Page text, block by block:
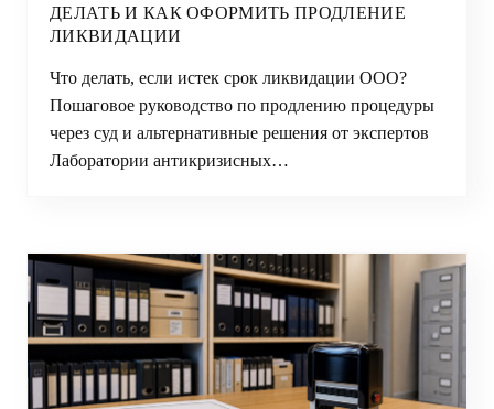
ДЕЛАТЬ И КАК ОФОРМИТЬ ПРОДЛЕНИЕ
ЛИКВИДАЦИИ
Что делать, если истек срок ликвидации ООО?
Пошаговое руководство по продлению процедуры
через суд и альтернативные решения от экспертов
Лаборатории антикризисных…